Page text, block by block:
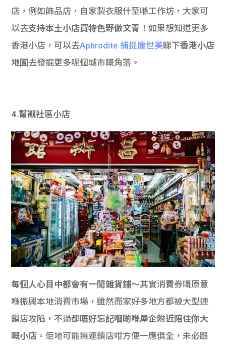
店，例如飾品店，自家製衣服什至喺工作坊，大家可
以去支持本土小店買特色野做文青 ！如果想知道更多
香港小店，可以去Aphrodite 捕捉塵世美睇下香港小店
地圖 去發掘更多呢個城市嘅角落。
4.幫襯社區小店
每個人心目中都會有一間雜貨鋪～其實消費券嘅原意
喺振興本地消費市場，雖然而家好多地方都被大型連
鎖店攻陷，不過都唔好忘記嗰啲喺屋企附近陪住你大
嘅小店 。佢地可能無連鎖店咁方便一應俱全，未必跟